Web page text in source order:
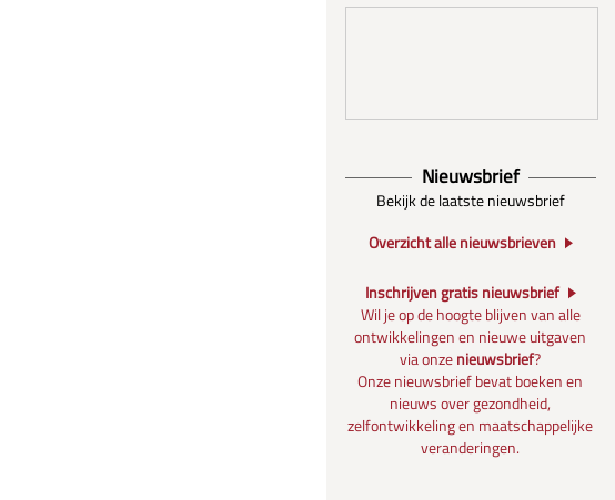
Nieuwsbrief
Bekijk de laatste nieuwsbrief
Overzicht alle nieuwsbrieven
Inschrijven gratis nieuwsbrief
Wil je op de hoogte blijven van alle
ontwikkelingen en nieuwe uitgaven
via onzenieuwsbrief?
Onze nieuwsbrief bevat boeken en
nieuws over gezondheid,
zelfontwikkeling en maatschappelijke
veranderingen.